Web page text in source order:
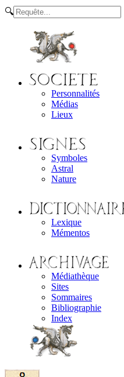
🔍
Personnalités
Médias
Lieux
Symboles
Astral
Nature
Lexique
Mémentos
Médiathèque
Sites
Sommaires
Bibliographie
Index